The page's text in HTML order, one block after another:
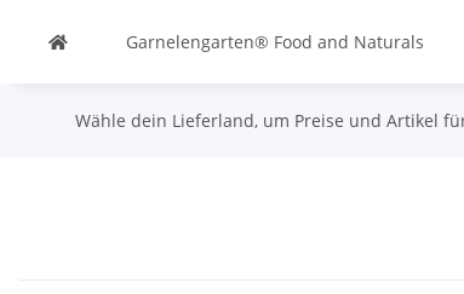
Garnelengarten® Food and Naturals
Wähle dein Lieferland, um Preise und Artikel